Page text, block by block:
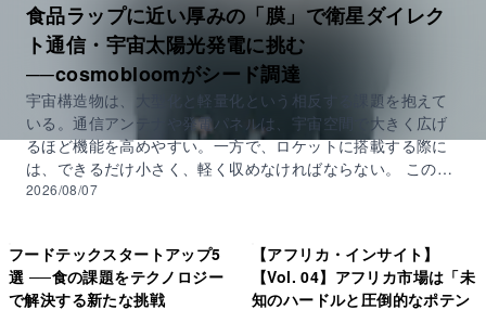
食品ラップに近い厚みの「膜」で衛星ダイレク
ト通信・宇宙太陽光発電に挑む
──cosmobloomがシード調達
宇宙構造物は、大型化と軽量化という相反する課題を抱えて
いる。通信アンテナや発電パネルは、宇宙空間で大きく広げ
るほど機能を高めやすい。一方で、ロケットに搭載する際に
は、できるだけ小さく、軽く収めなければならない。 この課
題に対し、膜やケーブルといった極めて薄く軽い部材でつく
宇宙空間で大きく展開できることが特徴だ。 同社の技術は、
日本大学理工学部航空宇宙工学科宮崎研究室、現在のJAXA宇
宙構造物システム研究室で育まれてきた。2010年にJAXAが
2026/08/07
フードテックスタートアップ5
選 ──食の課題をテクノロジー
で解決する新たな挑戦
【アフリカ・インサイト】
【Vol. 04】アフリカ市場は「未
知のハードルと圧倒的なポテン